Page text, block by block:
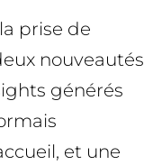
prise de
nouveautés
générés
et une